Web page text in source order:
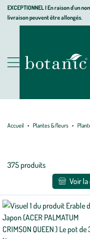
Aller
Aller
au
Aller
au
page
EXCEPTIONNEL I En raison d'un
livraison peuvent être allongés.
Nos
animalerie,
décoration,
botanic®
Accueil Plantes & fleurs
Liste
appliqués
375 produits
Voir